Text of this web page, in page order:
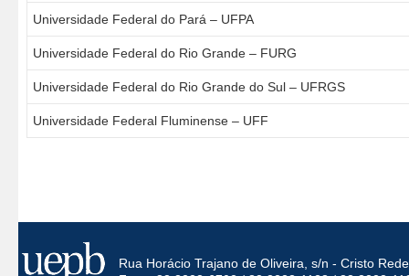
Universidade Federal do Pará – UFPA
Universidade Federal do Rio Grande – FURG
Universidade Federal do Rio Grande do Sul – UFRGS
Universidade Federal Fluminense – UFF
Rua Horácio Trajano de Oliveira, s/n - Cristo